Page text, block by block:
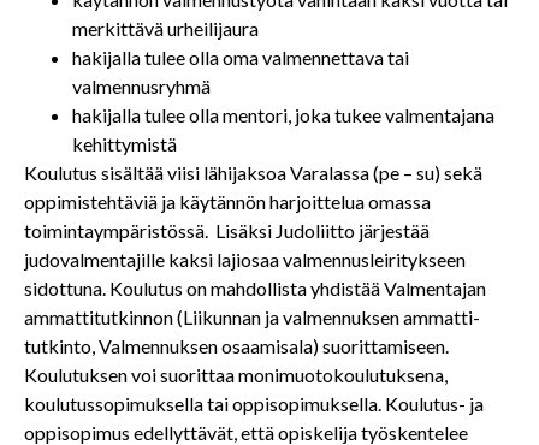
merkittävä urheilijaura
hakijalla tulee olla oma valmennettava tai
valmennusryhmä
hakijalla tulee olla mentori, joka tukee valmentajana
kehittymistä
Koulutus sisältää viisi lähijaksoa Varalassa (pe – su) sekä
oppimistehtäviä ja käytännön harjoittelua omassa
toimintaympäristössä. Lisäksi Judoliitto järjestää
judovalmentajille kaksi lajiosaa valmennusleiritykseen
sidottuna. Koulutus on mahdollista yhdistää Valmentajan
ammattitutkinnon (Liikunnan ja valmennuksen ammatti-
tutkinto, Valmennuksen osaamisala) suorittamiseen.
Koulutuksen voi suorittaa monimuotokoulutuksena,
koulutussopimuksella tai oppisopimuksella. Koulutus- ja
oppisopimus edellyttävät, että opiskelija työskentelee